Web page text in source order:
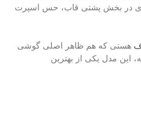
در بخش پشتی قاب، حس اسپرت
هستی که هم ظاهر اصلی گوشی
این مدل یکی از بهترین